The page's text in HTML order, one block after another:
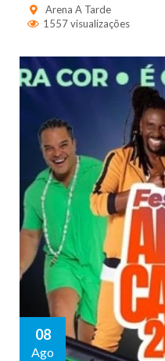
Arena A Tarde
1557 visualizações
08
Ago